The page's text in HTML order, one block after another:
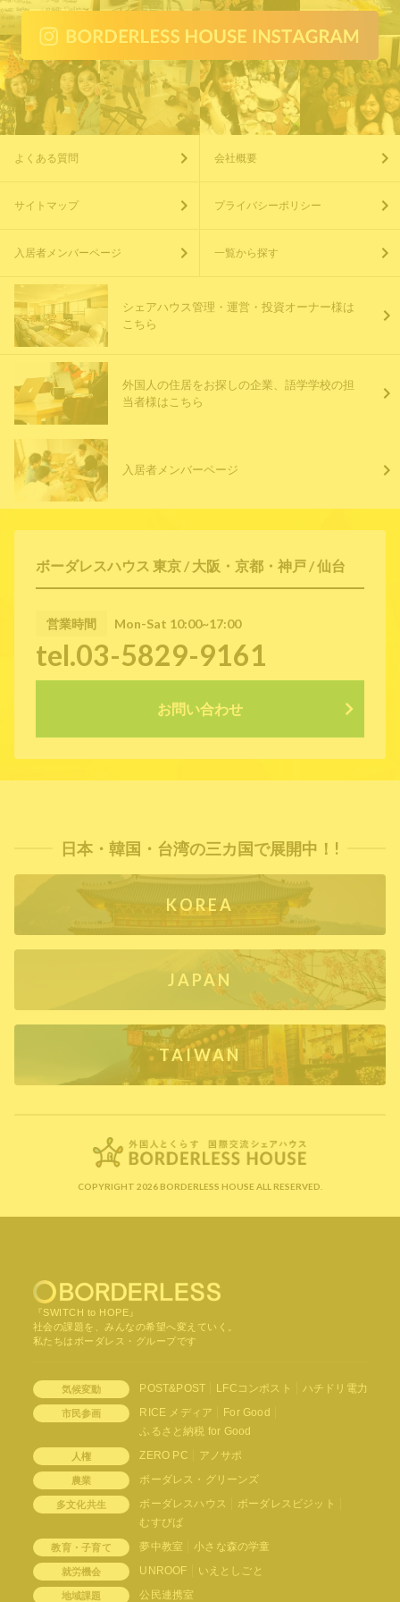
ボーダレスハウス 東京 / 大阪・京都・神戸 / 仙台
営業時間 Mon-Sat 10:00~17:00
tel.03-5829-9161
お問い合わせ
よくある質問 会社概要
サイトマップ プライバシーポリシー
入居者メンバーページ 一覧から探す
シェアハウス管理・運営・投資オーナー様は
こちら
外国人の住居をお探しの企業、語学学校の担
当者様はこちら
入居者メンバーページ
日本・韓国・台湾の三カ国で展開中！!
KOREA
JAPAN
TAIWAN
COPYRIGHT 2026 BORDERLESS HOUSE ALL RESERVED.
『SWITCH to HOPE』
社会の課題を、みんなの希望へ変えていく。
私たちはボーダレス・グループです
気候変動 POST&POST LFCコンポスト ハチドリ電力
市民参画 RICE メディア
For Good
ふるさと納税 for Good
人権 ZERO PC アノサポ
農業 ボーダレス・グリーンズ
多文化共生 ボーダレスハウス
ボーダレスビジット
むすびば
教育・子育て 夢中教室 小さな森の学童
就労機会 UNROOF いえとしごと
地域課題 公民連携室